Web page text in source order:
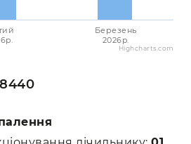
Березень
2026p.
Highcharts.com